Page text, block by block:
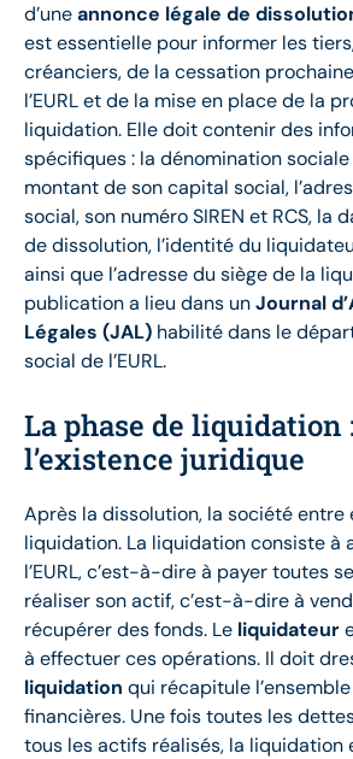
d’uneannonce légale de
est essentielle pour informer les
créanciers, de la cessation
l’EURL et de la mise en place de la
liquidation. Elle doit contenir des
spécifiques : la dénomination sociale
montant de son capital social,
social, son numéro SIREN et RCS, la
de dissolution, l’identité du
ainsi que l’adresse du siège de la
publication a lieu dans unJournal
Légales (JAL) habilité dans le
social de l’EURL.
La phase de liquidation
l’existence juridique
Après la dissolution, la société entre
liquidation. La liquidation consiste à
l’EURL, c’est-à-dire à payer toutes
réaliser son actif, c’est-à-dire à
récupérer des fonds. Le liquidateur
à effectuer ces opérations. Il doit
liquidation qui récapitule
financières. Une fois toutes les
tous les actifs réalisés, la liquidation